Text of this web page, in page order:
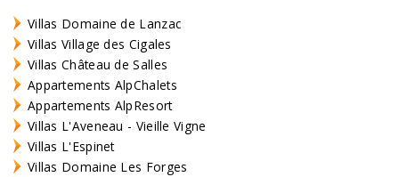
Villas Domaine de Lanzac
Villas Village des Cigales
Villas Château de Salles
Appartements AlpChalets
Appartements AlpResort
Villas L'Aveneau - Vieille Vigne
Villas L'Espinet
Villas Domaine Les Forges